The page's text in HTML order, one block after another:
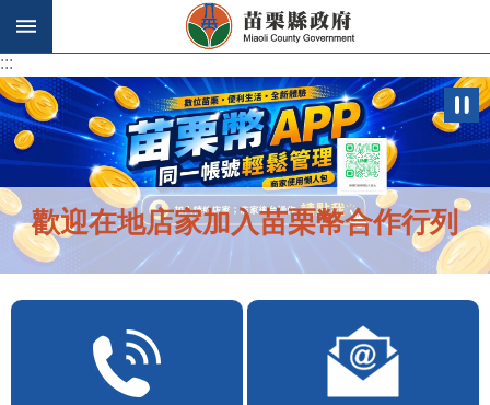
跳到主要內容區塊
:::
:::
歡迎在地店家加入苗栗幣合作行列